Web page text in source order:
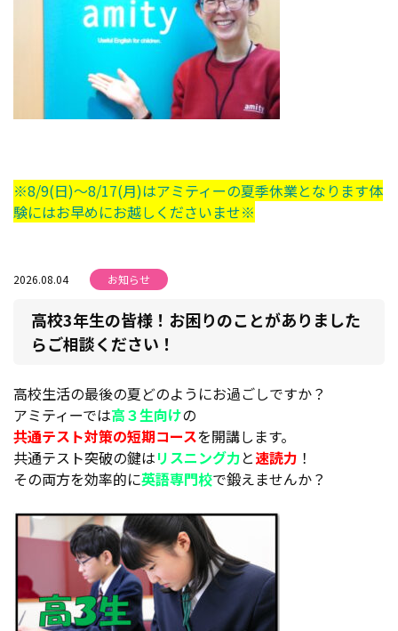
※8/9(日)～8/17(月)はアミティーの夏季休業となります体
験にはお早めにお越しくださいませ※
2026.08.04 お知らせ
高校3年生の皆様！お困りのことがありました
らご相談ください！
高校生活の最後の夏どのようにお過ごしですか？
アミティーでは高３生向けの
共通テスト対策の短期コースを開講します。
共通テスト突破の鍵はリスニング力と速読力 ！
その両方を効率的に英語専門校で鍛えませんか？